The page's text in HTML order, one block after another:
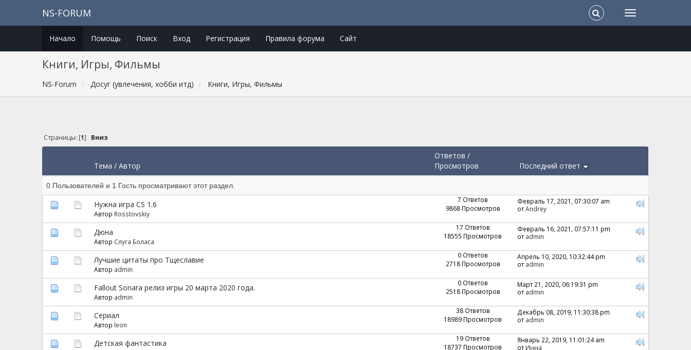
NS-FORUM
Начало Помощь Поиск Вход Регистрация Правила форума Сайт
Книги, Игры, Фильмы
NS-Forum Досуг (увлечения, хобби итд) Книги, Игры, Фильмы
Страницы: [1] Вниз
Тема /Автор
Ответов /
Просмотров
Последний ответ
0 Пользователей и 1 Гость просматривают этот раздел.
Нужна игра СS 1.6
Автор Rosstovskiy
7 Ответов
9868 Просмотров
Февраль 17, 2021, 07:30:07 am
отAndrey
Дюна
Автор Слуга Боласа
17 Ответов
18555 Просмотров
Февраль 16, 2021, 07:57:11 pm
отadmin
Лучшие цитаты про Тщеславие
Автор admin
0 Ответов
2718 Просмотров
Апрель 10, 2020, 10:32:44 pm
отadmin
Fallout Sonara релиз игры 20 марта 2020 года.
Автор admin
0 Ответов
2518 Просмотров
Март 21, 2020, 06:19:31 pm
отadmin
Сериал
Автор leon
38 Ответов
18989 Просмотров
Декабрь 08, 2019, 11:30:38 pm
отadmin
Детская фантастика
19 Ответов
18737 Просмотров
Январь 22, 2019, 11:01:24 am
отИнна